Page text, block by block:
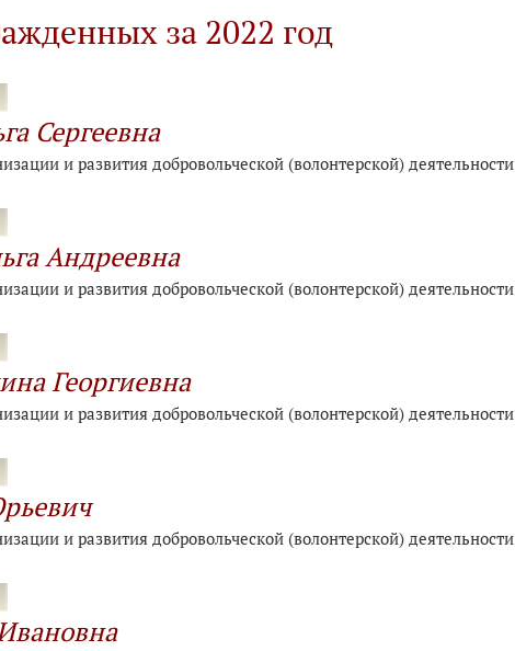
за 2022 год
Сергеевна
и развития добровольческой (волонтерской) деятельности
Андреевна
и развития добровольческой (волонтерской) деятельности
Георгиевна
и развития добровольческой (волонтерской) деятельности
и развития добровольческой (волонтерской) деятельности